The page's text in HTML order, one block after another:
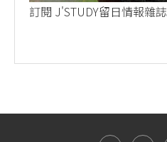
訂閱 J'STUDY留日情報雜誌